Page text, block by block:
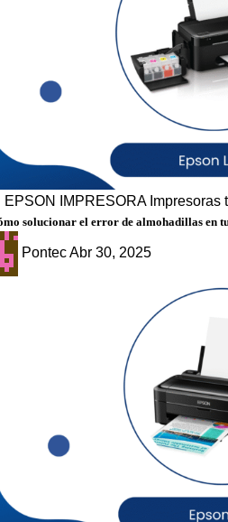
EPSON IMPRESORA Impresoras
solucionar el error de almohadillas en
PontecAbr 30, 2025